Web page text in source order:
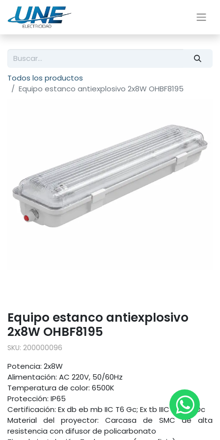
Todos los productos
Equipo estanco antiexplosivo 2x8W OHBF8195
Equipo estanco antiexplosivo
2x8W OHBF8195
SKU: 200000096
Potencia: 2x8W
Alimentación: AC 220V, 50/60Hz
Temperatura de color: 6500K
Protección: IP65
Certificación: Ex db eb mb IIC T6 Gc; Ex tb IIIC T80°C Dc
Material del proyector: Carcasa de SMC de alta
resistencia con difusor de policarbonato